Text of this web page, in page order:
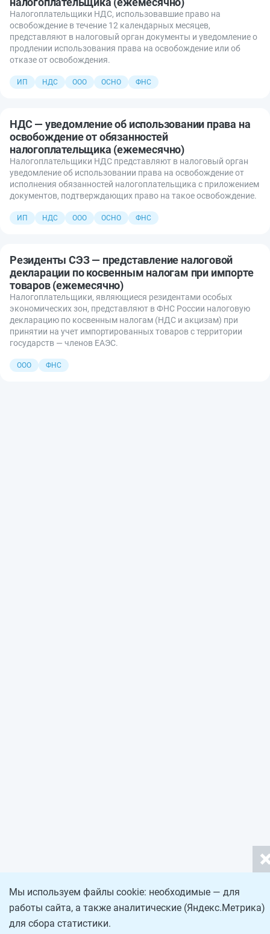
Налогоплательщики НДС, использовавшие право на
освобождение в течение 12 календарных месяцев,
представляют в налоговый орган документы и уведомление о
продлении использования права на освобождение или об
отказе от освобождения.
ИП НДС ООО ОСНО ФНС
НДС — уведомление об использовании права на
освобождение от обязанностей
налогоплательщика (ежемесячно)
Налогоплательщики НДС представляют в налоговый орган
уведомление об использовании права на освобождение от
исполнения обязанностей налогоплательщика с приложением
документов, подтверждающих право на такое освобождение.
ИП НДС ООО ОСНО ФНС
Резиденты СЭЗ — представление налоговой
декларации по косвенным налогам при импорте
товаров (ежемесячно)
Налогоплательщики, являющиеся резидентами особых
экономических зон, представляют в ФНС России налоговую
декларацию по косвенным налогам (НДС и акцизам) при
принятии на учет импортированных товаров с территории
государств — членов ЕАЭС.
ООО ФНС
Мы используем файлы cookie: необходимые — для
работы сайта, а также аналитические (Яндекс.Метрика)
для сбора статистики.